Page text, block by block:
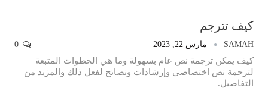
كيف تترجم
SAMAH مارس 22, 2023
كيف يمكن ترجمة نص عام بسهولة وما هي الخطوات المتبعة
لترجمة نص اختصاصي وإرشادات ونصائح لفعل ذلك والمزيد من
التفاصيل.